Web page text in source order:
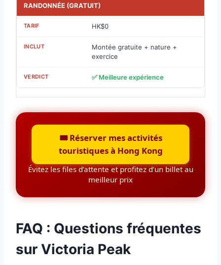
RANDONNÉE (GRATUIT)
HK$0
Montée gratuite + nature +
exercice
✅ Meilleure expérience
🎟️ Réserver mes activités
touristiques à Hong Kong
Évitez les files d’attente et profitez d’un billet au
meilleur prix
FAQ : Questions fréquentes
sur Victoria Peak